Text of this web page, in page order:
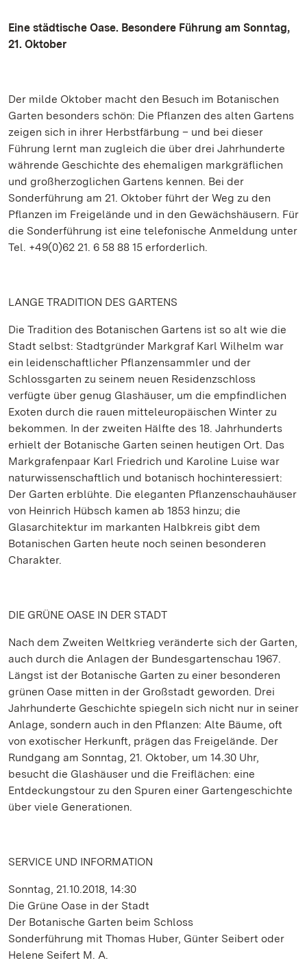
Eine städtische Oase. Besondere Führung am Sonntag,
21. Oktober
Der milde Oktober macht den Besuch im Botanischen
Garten besonders schön: Die Pflanzen des alten Gartens
zeigen sich in ihrer Herbstfärbung – und bei dieser
Führung lernt man zugleich die über drei Jahrhunderte
währende Geschichte des ehemaligen markgräflichen
und großherzoglichen Gartens kennen. Bei der
Sonderführung am 21. Oktober führt der Weg zu den
Pflanzen im Freigelände und in den Gewächshäusern. Für
die Sonderführung ist eine telefonische Anmeldung unter
Tel. +49(0)62 21. 6 58 88 15 erforderlich.
LANGE TRADITION DES GARTENS
Die Tradition des Botanischen Gartens ist so alt wie die
Stadt selbst: Stadtgründer Markgraf Karl Wilhelm war
ein leidenschaftlicher Pflanzensammler und der
Schlossgarten zu seinem neuen Residenzschloss
verfügte über genug Glashäuser, um die empfindlichen
Exoten durch die rauen mitteleuropäischen Winter zu
bekommen. In der zweiten Hälfte des 18. Jahrhunderts
erhielt der Botanische Garten seinen heutigen Ort. Das
Markgrafenpaar Karl Friedrich und Karoline Luise war
naturwissenschaftlich und botanisch hochinteressiert:
Der Garten erblühte. Die eleganten Pflanzenschauhäuser
von Heinrich Hübsch kamen ab 1853 hinzu; die
Glasarchitektur im markanten Halbkreis gibt dem
Botanischen Garten heute noch seinen besonderen
Charakter.
DIE GRÜNE OASE IN DER STADT
Nach dem Zweiten Weltkrieg veränderte sich der Garten,
auch durch die Anlagen der Bundesgartenschau 1967.
Längst ist der Botanische Garten zu einer besonderen
grünen Oase mitten in der Großstadt geworden. Drei
Jahrhunderte Geschichte spiegeln sich nicht nur in seiner
Anlage, sondern auch in den Pflanzen: Alte Bäume, oft
von exotischer Herkunft, prägen das Freigelände. Der
Rundgang am Sonntag, 21. Oktober, um 14.30 Uhr,
besucht die Glashäuser und die Freiflächen: eine
Entdeckungstour zu den Spuren einer Gartengeschichte
über viele Generationen.
SERVICE UND INFORMATION
Sonntag, 21.10.2018, 14:30
Die Grüne Oase in der Stadt
Der Botanische Garten beim Schloss
Sonderführung mit Thomas Huber, Günter Seibert oder
Helene Seifert M. A.